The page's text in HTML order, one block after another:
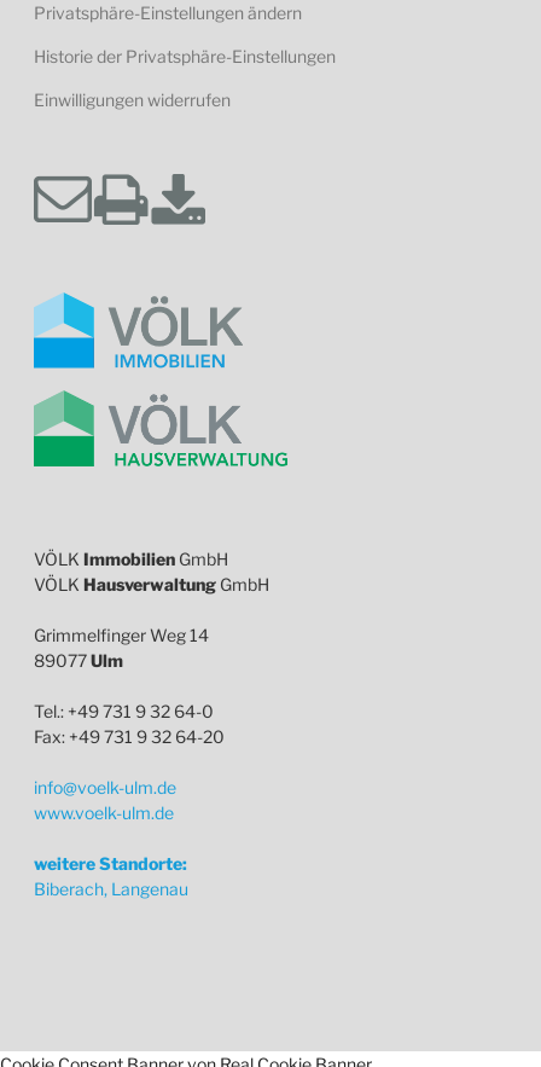
Privatsphäre-Einstellungen ändern
Historie der Privatsphäre-Einstellungen
Einwilligungen widerrufen
VÖLK Immobilien GmbH
VÖLK Hausverwaltung GmbH
Grimmelfinger Weg 14
89077Ulm
Tel.: +49 731 9 32 64-0
Fax: +49 731 9 32 64-20
info@voelk-ulm.de
www.voelk-ulm.de
weitere Standorte:
Biberach, Langenau